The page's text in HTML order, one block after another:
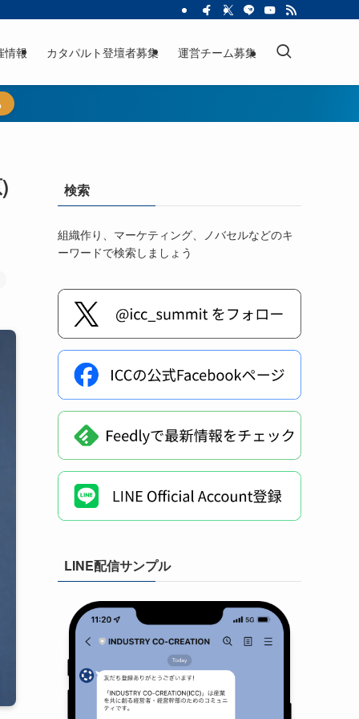
情報 カタパルト登壇者募集 運営チーム募集
検索
組織作り、マーケティング、ノバセルなどのキ
ーワードで検索しましょう
LINE配信サンプル